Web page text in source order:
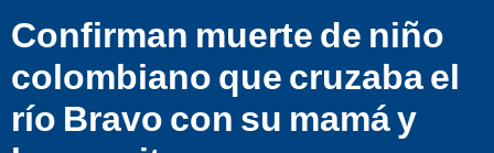
Confirman muerte de niño
colombiano que cruzaba el
río Bravo con su mamá y